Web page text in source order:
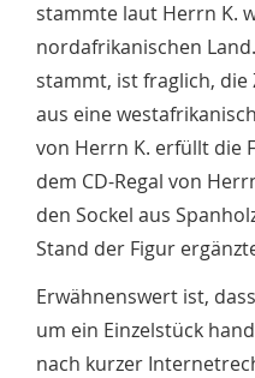
stammte laut Herrn K.
nordafrikanischen
stammt, ist fraglich,
aus eine
von Herrn K. erfüllt die
dem CD-Regal von
den Sockel aus
Stand der Figur
Erwähnenswert ist,
um ein Einzelstück
nach kurzer